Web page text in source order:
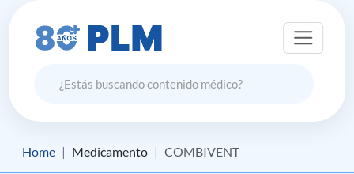
Home Medicamento COMBIVENT